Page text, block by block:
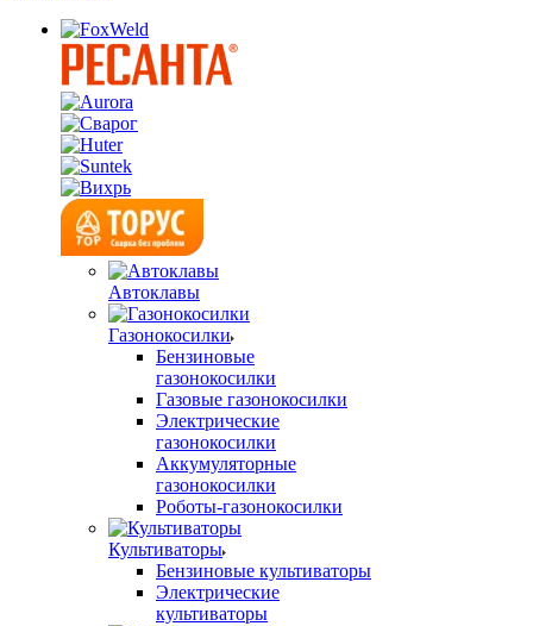
Автоклавы
Газонокосилки
Бензиновые
газонокосилки
Газовые газонокосилки
Электрические
газонокосилки
Аккумуляторные
газонокосилки
Роботы-газонокосилки
Культиваторы
Бензиновые культиваторы
Электрические
культиваторы